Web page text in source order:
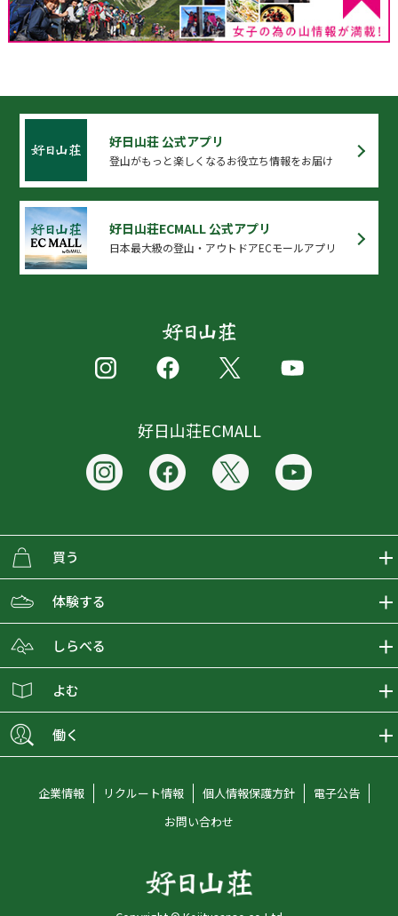
好日山荘 公式アプリ
登山がもっと楽しくなるお役立ち情報をお届け
好日山荘ECMALL 公式アプリ
日本最大級の登山・アウトドアECモールアプリ
好日山荘ECMALL
買う
ECMALLの商品をさがす
取り扱いブランド一覧
ショップブログ
会員募集
体験する
おとな女子登山部
グラビティリサーチ
しらべる
登山レポート
オンラインコンシェルジュ
よむ
働く
アルバイト採用情報
企業情報 リクルート情報 個人情報保護方針
電子公告
お問い合わせ